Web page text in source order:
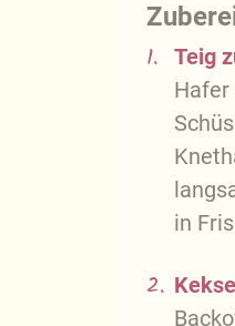
1.
Teig
Hafer
in
2.